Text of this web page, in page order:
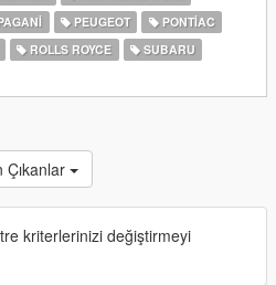
PEUGEOT
PONTIAC
ROLLS ROYCE
SUBARU
Çıkanlar
kriterlerinizi değiştirmeyi